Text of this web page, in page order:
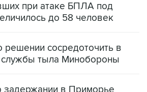
при атаке БПЛА под
до 58 человек
решении сосредоточить в
службы тыла Минобороны